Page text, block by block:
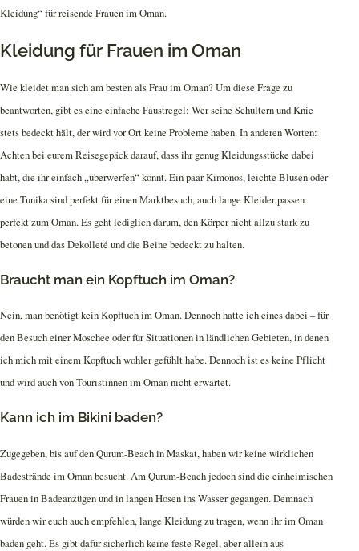
Kleidung“ für reisende Frauen im Oman.
Kleidung für Frauen im Oman
Wie kleidet man sich am besten als Frau im Oman? Um diese Frage zu
beantworten, gibt es eine einfache Faustregel: Wer seine Schultern und Knie
stets bedeckt hält, der wird vor Ort keine Probleme haben. In anderen Worten:
Achten bei eurem Reisegepäck darauf, dass ihr genug Kleidungsstücke dabei
habt, die ihr einfach „überwerfen“ könnt. Ein paar Kimonos, leichte Blusen oder
eine Tunika sind perfekt für einen Marktbesuch, auch lange Kleider passen
perfekt zum Oman. Es geht lediglich darum, den Körper nicht allzu stark zu
betonen und das Dekolleté und die Beine bedeckt zu halten.
Braucht man ein Kopftuch im Oman?
Nein, man benötigt kein Kopftuch im Oman. Dennoch hatte ich eines dabei – für
den Besuch einer Moschee oder für Situationen in ländlichen Gebieten, in denen
ich mich mit einem Kopftuch wohler gefühlt habe. Dennoch ist es keine Pflicht
und wird auch von Touristinnen im Oman nicht erwartet.
Kann ich im Bikini baden?
Zugegeben, bis auf den Qurum-Beach in Maskat, haben wir keine wirklichen
Badestrände im Oman besucht. Am Qurum-Beach jedoch sind die einheimischen
Frauen in Badeanzügen und in langen Hosen ins Wasser gegangen. Demnach
würden wir euch auch empfehlen, lange Kleidung zu tragen, wenn ihr im Oman
baden geht. Es gibt dafür sicherlich keine feste Regel, aber allein aus